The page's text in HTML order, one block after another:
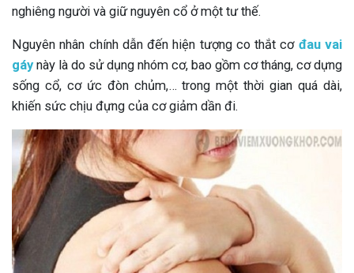
nghiêng người và giữ nguyên cổ ở một tư thế.
Nguyên nhân chính dẫn đến hiện tượng co thắt cơ đau vai
gáynày là do sử dụng nhóm cơ, bao gồm cơ tháng, cơ dựng
sống cổ, cơ ức đòn chủm,… trong một thời gian quá dài,
khiến sức chịu đựng của cơ giảm dần đi.